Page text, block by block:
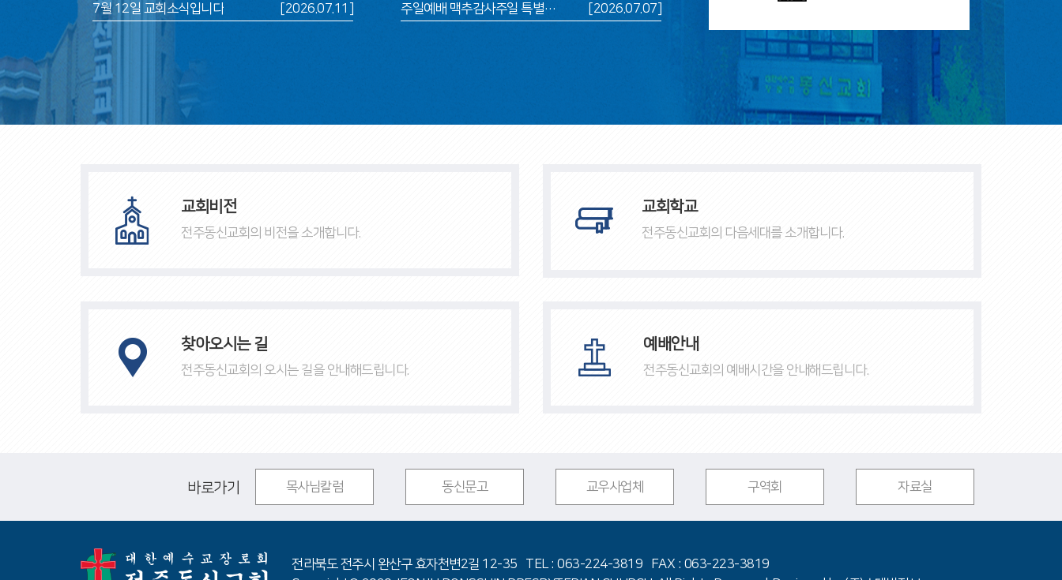
7월 12일 교회소식입니다 [2026.07.11] 주일예배 맥추감사주일 특별새벽기도회 삼일기도회 구역장 모임 [2026.07.07]
교회비전
전주동신교회의 비전을 소개합니다.
교회학교
전주동신교회의 다음세대를소개합니다.
찾아오시는 길
전주동신교회의 오시는 길을 안내해드립니다.
예배안내
전주동신교회의 예배시간을 안내해드립니다.
바로가기 목사님칼럼 동신문고 교우사업체 구역회 자료실
전라북도 전주시 완산구 효자천변2길 12-35 TEL : 063-224-3819 FAX : 063-223-3819